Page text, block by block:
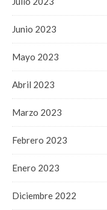
Junio 2023
Mayo 2023
Abril 2023
Marzo 2023
Febrero 2023
Enero 2023
Diciembre 2022